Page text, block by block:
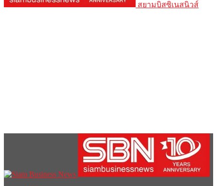
สยามบิสซิเนสนิวส์